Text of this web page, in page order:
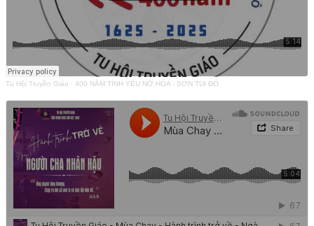
Tu Hội Truyền Giáo · 400 NĂM TÌNH YÊU NỞ HOA - SƠN TÚI ĐỎ